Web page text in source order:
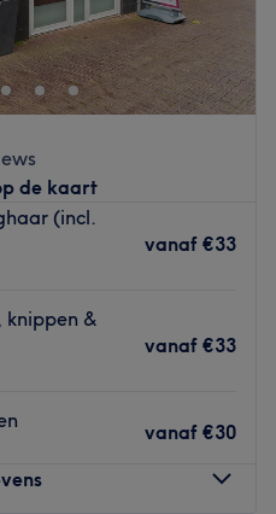
team weet raad met
ook voor bijpunten en
hier aan het juiste adres.
ook hun baard laten
je je volledig op je
team zal er dan ook ook
Zo zul je
prachtige coupe de
de kaart
(incl.
vanaf €33
knippen &
vanaf €33
vanaf €30